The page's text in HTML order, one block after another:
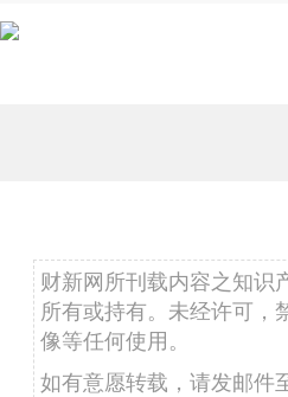
财新网所刊载内容之知识
所有或持有。未经许可，
像等任何使用。
如有意愿转载，请发邮件